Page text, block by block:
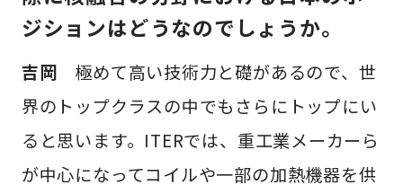
ジションはどうなのでしょうか。
吉岡 極めて高い技術力と礎があるので、世
界のトップクラスの中でもさらにトップにい
ると思います。ITERでは、重工業メーカーら
が中心になってコイルや一部の加熱機器を供